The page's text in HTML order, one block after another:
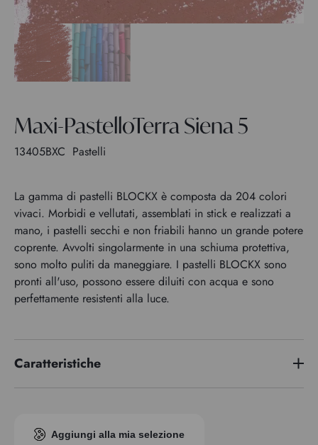
Maxi-PastelloTerra Siena 5
13405BXC Pastelli
La gamma di pastelli BLOCKX è composta da 204 colori
vivaci. Morbidi e vellutati, assemblati in stick e realizzati a
mano, i pastelli secchi e non friabili hanno un grande potere
coprente. Avvolti singolarmente in una schiuma protettiva,
sono molto puliti da maneggiare. I pastelli BLOCKX sono
pronti all'uso, possono essere diluiti con acqua e sono
perfettamente resistenti alla luce.
Caratteristiche
Aggiungi alla mia selezione